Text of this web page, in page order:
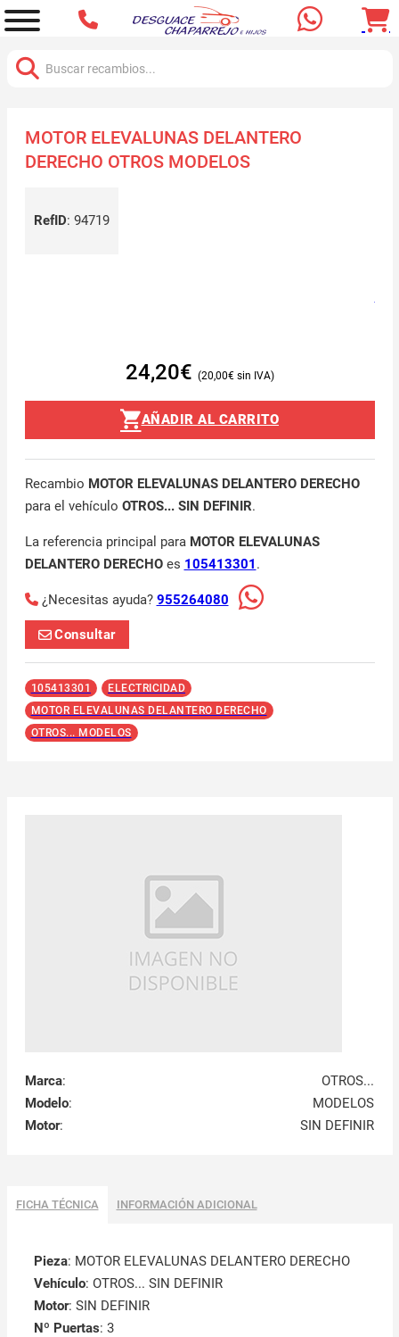
MOTOR ELEVALUNAS DELANTERO
DERECHO OTROS MODELOS
RefID: 94719
24,20€ 20,00€
AÑADIR AL CARRITO
Recambio MOTOR ELEVALUNAS DELANTERO DERECHO
para el vehículo OTROS... SIN DEFINIR.
La referencia principal para MOTOR ELEVALUNAS
DELANTERO DERECHOes 105413301 .
¿Necesitas ayuda? 955264080
Consultar
105413301
ELECTRICIDAD
MOTOR ELEVALUNAS DELANTERO DERECHO
OTROS... MODELOS
Marca:
OTROS...
Modelo:
MODELOS
Motor: SIN DEFINIR
FICHA TÉCNICA INFORMACIÓN ADICIONAL
Pieza: MOTOR ELEVALUNAS DELANTERO DERECHO
Vehículo: OTROS... SIN DEFINIR
Motor: SIN DEFINIR
Nº Puertas: 3